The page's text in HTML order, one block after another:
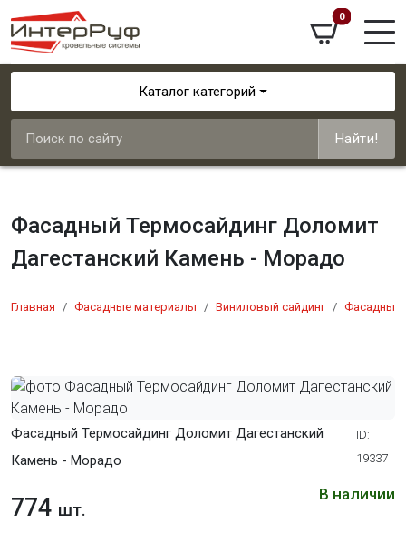
0
Каталог категорий
Найти!
Фасадный Термосайдинг Доломит
Дагестанский Камень - Морадо
Главная Фасадные материалы Виниловый сайдинг Фасадный
Фасадный Термосайдинг Доломит Дагестанский
Камень - Морадо
ID:
19337
В наличии
774 шт.